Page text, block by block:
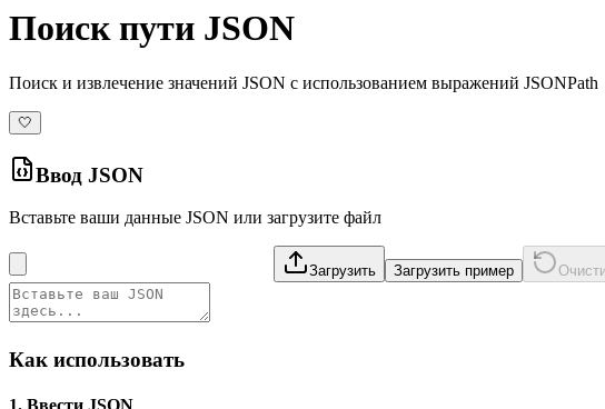
Поиск пути JSON
Поиск и извлечение значений JSON с использованием выражений JSONPath
🤍
Ввод JSON
Вставьте ваши данные JSON или загрузите файл
Загрузить Загрузить пример
Как использовать